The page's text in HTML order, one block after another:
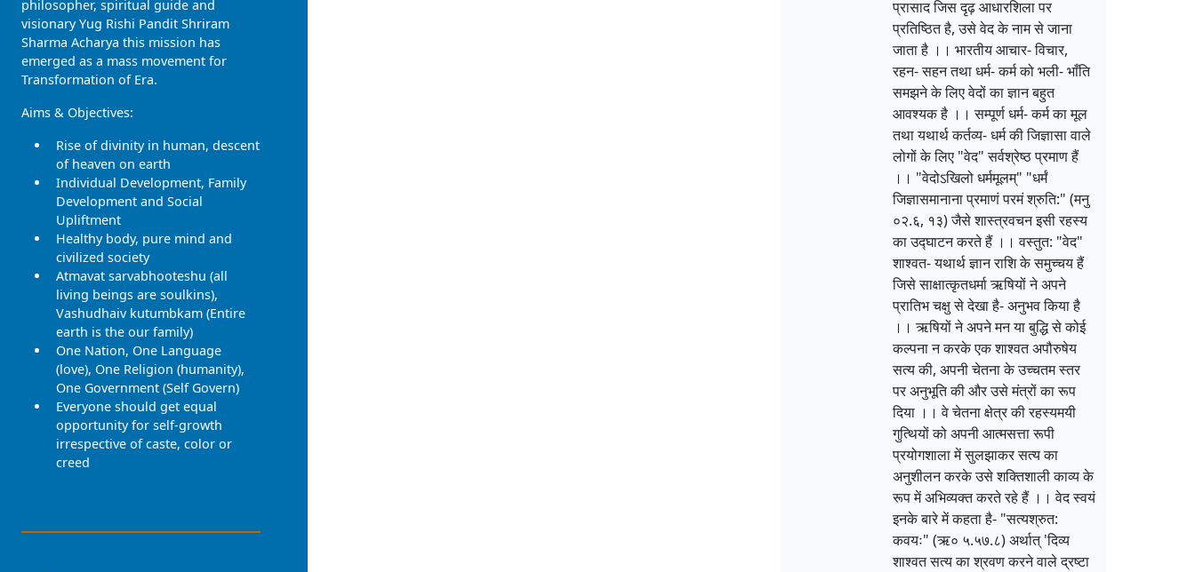
प्रासाद जिस दृढ़ आधारशिला पर
प्रतिष्ठित है, उसे वेद के नाम से जाना
जाता है ।। भारतीय आचार- विचार,
रहन- सहन तथा धर्म- कर्म को भली- भाँति
समझने के लिए वेदों का ज्ञान बहुत
आवश्यक है ।। सम्पूर्ण धर्म- कर्म का मूल
तथा यथार्थ कर्तव्य- धर्म की जिज्ञासा वाले
लोगों के लिए "वेद" सर्वश्रेष्ठ प्रमाण हैं
।। "वेदोऽखिलो धर्ममूलम्" "धर्मं
जिज्ञासमानाना प्रमाणं परमं श्रुति:" (मनु
०२.६, १३) जैसे शास्त्रवचन इसी रहस्य
का उद्घाटन करते हैं ।। वस्तुत: "वेद"
शाश्वत- यथार्थ ज्ञान राशि के समुच्चय हैं
जिसे साक्षात्कृतधर्मा ऋषियों ने अपने
प्रातिभ चक्षु से देखा है- अनुभव किया है
।। ऋषियों ने अपने मन या बुद्धि से कोई
कल्पना न करके एक शाश्वत अपौरुषेय
सत्य की, अपनी चेतना के उच्चतम स्तर
पर अनुभूति की और उसे मंत्रों का रूप
दिया ।। वे चेतना क्षेत्र की रहस्यमयी
गुत्थियों को अपनी आत्मसत्ता रूपी
प्रयोगशाला में सुलझाकर सत्य का
अनुशीलन करके उसे शक्तिशाली काव्य के
रूप में अभिव्यक्त करते रहे हैं ।। वेद स्वयं
इनके बारे में कहता है- "सत्यश्रुत:
कवयः" (ऋ० ५.५७.८) अर्थात् 'दिव्य
शाश्वत सत्य का श्रवण करने वाले द्रष्टा
philosopher, spiritual guide and
visionary Yug Rishi Pandit Shriram
Sharma Acharya this mission has
emerged as a mass movement for
Transformation of Era.
Aims & Objectives:
Rise of divinity in human, descent
of heaven on earth
Individual Development, Family
Development and Social
Upliftment
Healthy body, pure mind and
civilized society
Atmavat sarvabhooteshu (all
living beings are soulkins),
Vashudhaiv kutumbkam (Entire
earth is the our family)
One Nation, One Language
(love), One Religion (humanity),
One Government (Self Govern)
Everyone should get equal
opportunity for self-growth
irrespective of caste, color or
creed